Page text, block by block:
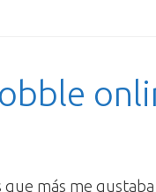
más me